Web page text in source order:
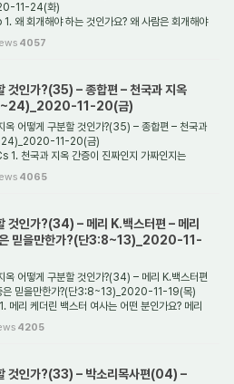
11-24(화)
회개해야 하는 것인가요? 왜 사람은 회개해야
지...
4057
것인가?(35) – 종합편 – 천국과 지옥
11-20(금)
옥 어떻게 구분할 것인가?(35) – 종합편 – 천국과
11-20(금)
천국과 지옥 간증이 진짜인지 가짜인지는
4065
것인가?(34) – 메리 K.백스터편 – 메리
은 믿을만한가?(단3:8~13)_2020-11-
옥 어떻게 구분할 것인가?(34) – 메리 K.백스터편
은 믿을만한가?(단3:8~13)_2020-11-19(목)
케더린 백스터 여사는 어떤 분인가요? 메리
4205
것인가?(33) – 박소리목사편(04) –